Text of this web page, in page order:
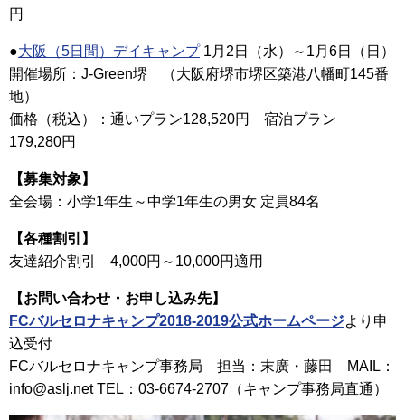
円
●大阪（5日間）デイキャンプ1月2日（水）～1月6日（日）
開催場所：J-Green堺 （大阪府堺市堺区築港八幡町145番
地）
価格（税込）：通いプラン128,520円 宿泊プラン
179,280円
【募集対象】
全会場：小学1年生～中学1年生の男女 定員84名
【各種割引】
友達紹介割引 4,000円～10,000円適用
【お問い合わせ・お申し込み先】
FCバルセロナキャンプ2018-2019公式ホームページより申
込受付
FCバルセロナキャンプ事務局 担当：末廣・藤田 MAIL：
info@aslj.net TEL：03-6674-2707（キャンプ事務局直通）